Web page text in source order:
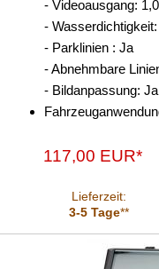
- Videoausgang:
-
- Parklinien : Ja
- Abnehmbare
- Bildanpassung:
117,00 EUR*
Lieferzeit:
3-5 Tage**